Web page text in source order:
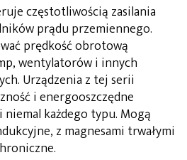
częstotliwością zasilania
prądu przemiennego.
prędkość obrotową
wentylatorów i innych
Urządzenia z tej serii
i energooszczędne
każdego typu. Mogą
z magnesami trwałymi